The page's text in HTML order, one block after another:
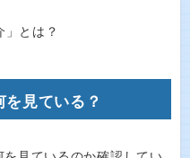
見ている？